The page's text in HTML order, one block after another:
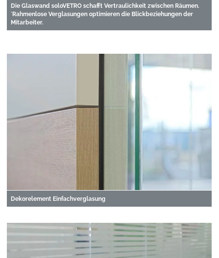
Die Glaswand soloVETRO schafft Vertraulichkeit zwischen Räumen.
´Rahmenlose Verglasungen optimieren die Blickbeziehungen der
Mitarbeiter.
Dekorelement Einfachverglasung